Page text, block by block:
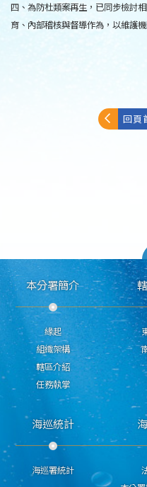
四、為防杜類案再生，已同步檢討
育、內部稽核與督導作為，以維護
回頁
本分署簡介
緣起
組織架構
轄區介紹
任務執掌
海巡統計
海巡署統計